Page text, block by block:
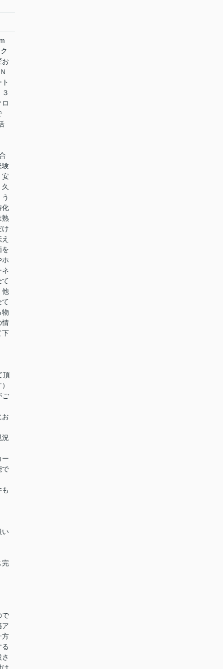
お
験
安
化
熟
け
を
ホ
ネ
て
他
て
物
情
下
頂
ご
お
ー
で
い
完
で
ア
方